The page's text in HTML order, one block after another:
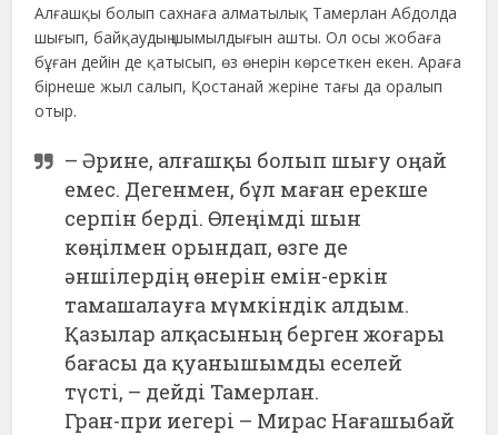
Алғашқы болып сахнаға алматылық Тамерлан Абдолда
шығып, байқаудың шымылдығын ашты. Ол осы жобаға
бұған дейін де қатысып, өз өнерін көрсеткен екен. Араға
бірнеше жыл салып, Қостанай жеріне тағы да оралып
отыр.
– Әрине, алғашқы болып шығу оңай
емес. Дегенмен, бұл маған ерекше
серпін берді. Өлеңімді шын
көңілмен орындап, өзге де
әншілердің өнерін емін-еркін
тамашалауға мүмкіндік алдым.
Қазылар алқасының берген жоғары
бағасы да қуанышымды еселей
түсті, – дейді Тамерлан.
Гран-при иегері – Мирас Нағашыбай